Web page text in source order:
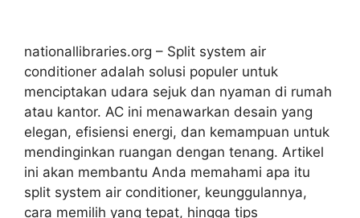
nationallibraries.org – Split system air
conditioner adalah solusi populer untuk
menciptakan udara sejuk dan nyaman di rumah
atau kantor. AC ini menawarkan desain yang
elegan, efisiensi energi, dan kemampuan untuk
mendinginkan ruangan dengan tenang. Artikel
ini akan membantu Anda memahami apa itu
split system air conditioner, keunggulannya,
cara memilih yang tepat, hingga tips